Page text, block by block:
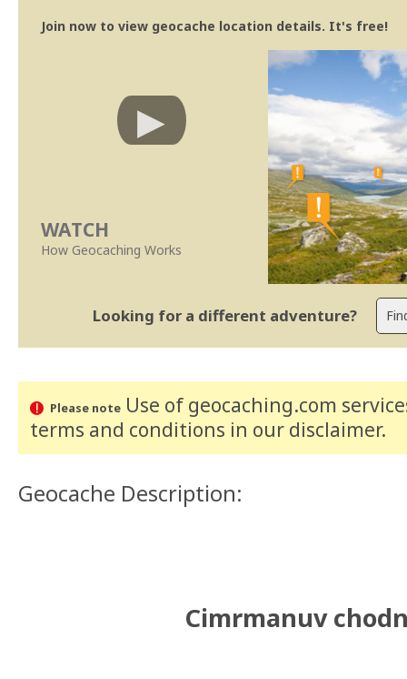
Join now to view geocache location details. It's free!
WATCH
How Geocaching Works
Looking for a different adventure?
Please noteUse of geocaching.com
terms and conditions in our disclaimer.
Geocache Description:
Cimrmanuv